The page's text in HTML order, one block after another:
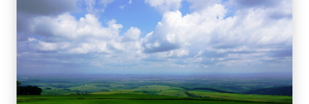
交通
北海道简介
按旅游主题搜索
享受雨天
七个国立公园